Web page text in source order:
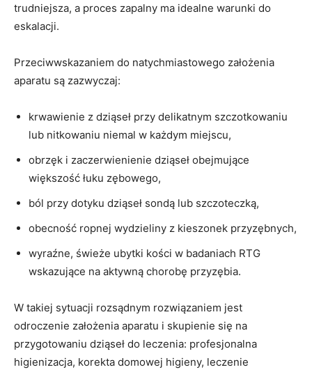
trudniejsza, a proces zapalny ma idealne warunki do
eskalacji.
Przeciwwskazaniem do natychmiastowego założenia
aparatu są zazwyczaj:
krwawienie z dziąseł przy delikatnym szczotkowaniu
lub nitkowaniu niemal w każdym miejscu,
obrzęk i zaczerwienienie dziąseł obejmujące
większość łuku zębowego,
ból przy dotyku dziąseł sondą lub szczoteczką,
obecność ropnej wydzieliny z kieszonek przyzębnych,
wyraźne, świeże ubytki kości w badaniach RTG
wskazujące na aktywną chorobę przyzębia.
W takiej sytuacji rozsądnym rozwiązaniem jest
odroczenie założenia aparatu i skupienie się na
przygotowaniu dziąseł do leczenia: profesjonalna
higienizacja, korekta domowej higieny, leczenie